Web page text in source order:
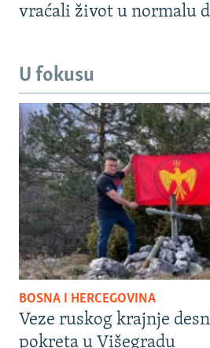
vraćali život u normalu
U fokusu
BOSNA I HERCEGOVINA
Veze ruskog krajnje
pokreta u Višegradu